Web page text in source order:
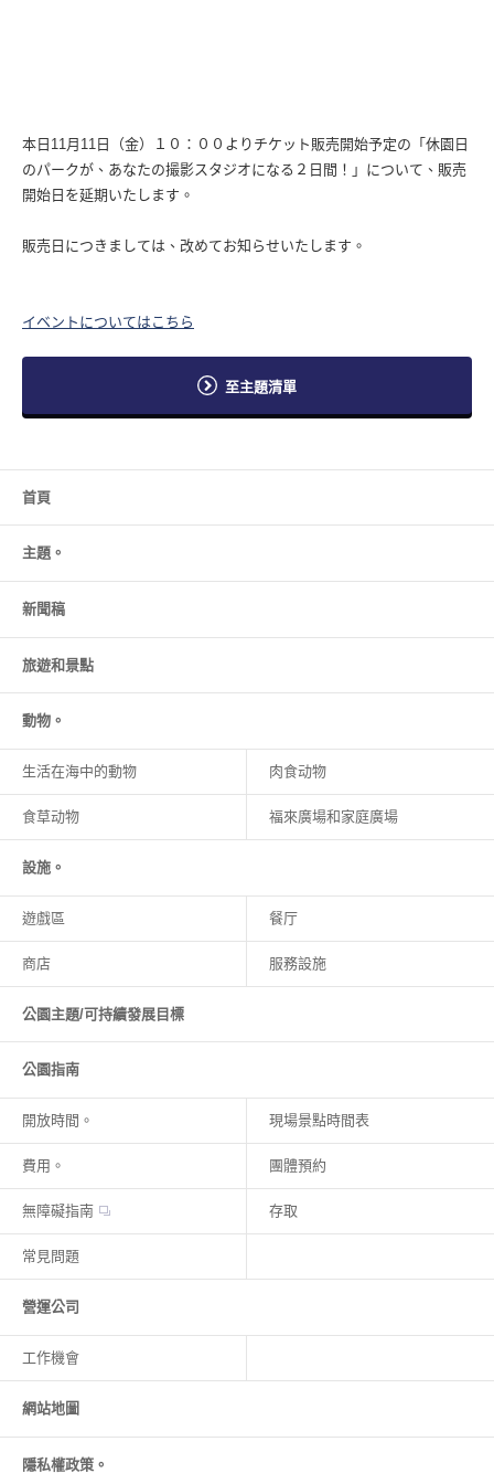
本日11月11日（金）１０：００よりチケット販売開始予定の「休園日
のパークが、あなたの撮影スタジオになる２日間！」について、販売
開始日を延期いたします。
販売日につきましては、改めてお知らせいたします。
イベントについてはこちら
至主題清單
首頁
主題。
新聞稿
旅遊和景點
動物。
生活在海中的動物 肉食动物
食草动物 福來廣場和家庭廣場
設施。
遊戲區 餐厅
商店 服務設施
公園主題/可持續發展目標
公園指南
開放時間。 現場景點時間表
費用。 團體預約
無障礙指南 存取
常見問題
營運公司
工作機會
網站地圖
隱私權政策。